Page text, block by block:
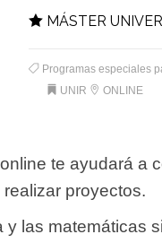
MÁSTER
Programas especiales
UNIR
ONLINE
te ayudará a
proyectos.
y las matemáticas